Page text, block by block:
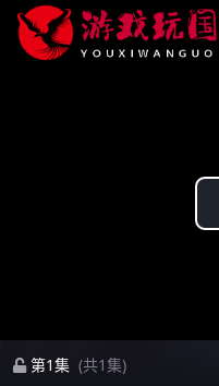
第1集 (共1集)